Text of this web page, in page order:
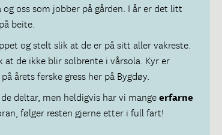
oss som jobber på gården. I år er det litt
beite.
og stelt slik at de er på sitt aller vakreste.
at de ikke blir solbrente i vårsola. Kyr er
årets ferske gress her på Bygdøy.
deltar, men heldigvis har vi mangeerfarne
følger resten gjerne etter i full fart!